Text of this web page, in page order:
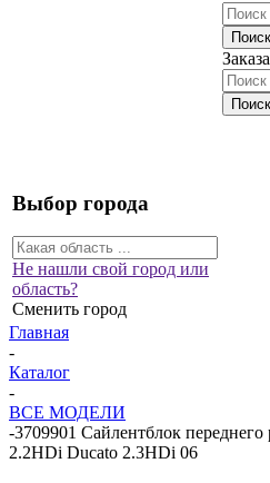
Выбор города
Не нашли свой город или
область?
Сменить город
Главная
-
Каталог
-
ВСЕ МОДЕЛИ
-3709901 Сайлентблок переднего
2.2HDi Ducato 2.3HDi 06